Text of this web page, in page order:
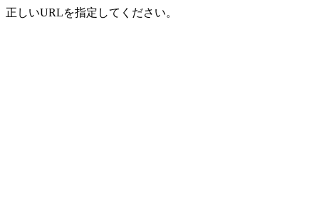
正しいURLを指定してください。